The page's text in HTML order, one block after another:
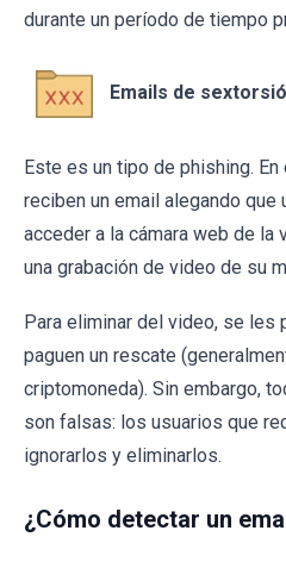
durante un período de tiempo
Emails de
Este es un tipo de phishing.
reciben un email alegando
acceder a la cámara web de la
una grabación de video de su
Para eliminar del video, se les
paguen un rescate
criptomoneda). Sin embargo,
son falsas: los usuarios que
ignorarlos y eliminarlos.
¿Cómo detectar un